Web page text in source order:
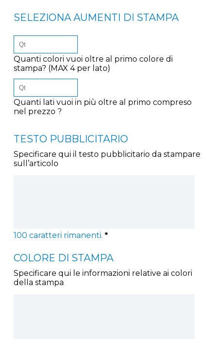
SELEZIONA AUMENTI DI STAMPA
Quanti colori vuoi oltre al primo colore di
stampa? (MAX 4 per lato)
Quanti lati vuoi in più oltre al primo compreso
nel prezzo ?
TESTO PUBBLICITARIO
Specificare qui il testo pubblicitario da stampare
sull’articolo
100 caratteri rimanenti. *
COLORE DI STAMPA
Specificare qui le informazioni relative ai colori
della stampa